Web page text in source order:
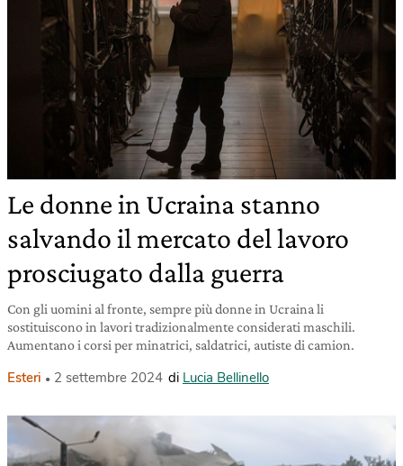
Le donne in Ucraina stanno
salvando il mercato del lavoro
prosciugato dalla guerra
Con gli uomini al fronte, sempre più donne in Ucraina li
sostituiscono in lavori tradizionalmente considerati maschili.
Aumentano i corsi per minatrici, saldatrici, autiste di camion.
Esteri 2 settembre 2024 di Lucia Bellinello